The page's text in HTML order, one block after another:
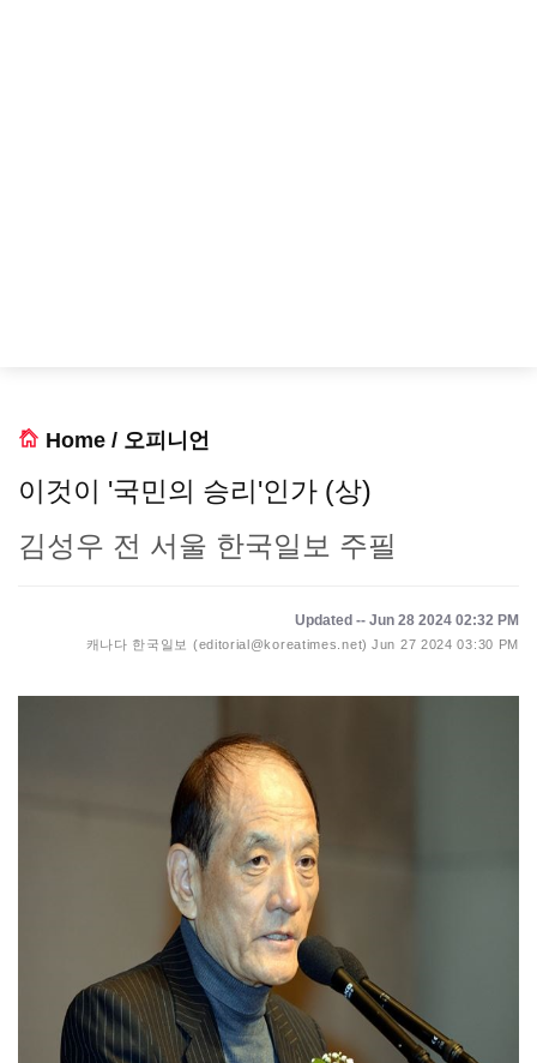
Home / 오피니언
이것이 '국민의 승리'인가 (상)
김성우 전 서울 한국일보 주필
Updated -- Jun 28 2024 02:32 PM
캐나다 한국일보 (editorial@koreatimes.net) Jun 27 2024 03:30 PM